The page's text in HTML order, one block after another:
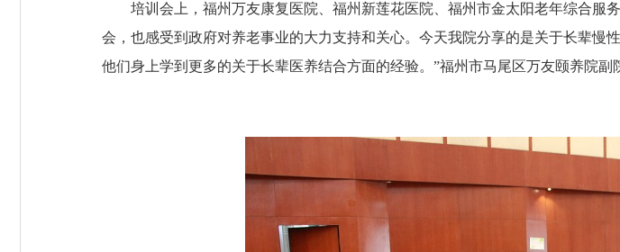
培训会上，福州万友康复医院、福州新莲花医院、福州市金太阳老年综合服
会，也感受到政府对养老事业的大力支持和关心。今天我院分享的是关于长辈慢
他们身上学到更多的关于长辈医养结合方面的经验。”福州市马尾区万友颐养院副